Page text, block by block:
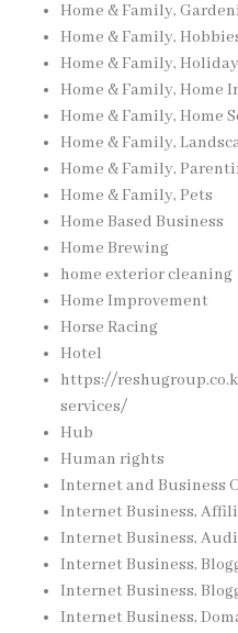
Home & Family,
Home & Family,
Home & Family,
Home & Family, Home
Home & Family, Home
Home & Family,
Home & Family,
Home & Family, Pets
Home Based Business
Home Brewing
home exterior cleaning
Home Improvement
Horse Racing
Hotel
https://
services/
Hub
Human rights
Internet and Business
Internet Business,
Internet Business,
Internet Business,
Internet Business,
Internet Business,